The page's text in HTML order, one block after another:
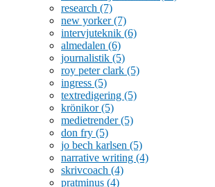
research (7)
new yorker(7)
intervjuteknik (6)
almedalen (6)
journalistik (5)
roy peter clark (5)
ingress (5)
textredigering (5)
krönikor(5)
medietrender(5)
don fry (5)
jo bech karlsen (5)
narrative writing (4)
skrivcoach (4)
pratminus (4)